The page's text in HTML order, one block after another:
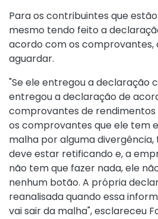
Para os contribuintes que
mesmo tendo feito a
acordo com os comprovantes,
aguardar.
"Se ele entregou a declaração
entregou a declaração de
comprovantes de rendimentos
os comprovantes que ele tem
malha por alguma
deve estar retificando e, a
não tem que fazer nada, ele
nenhum botão. A própria
reanalisada quando essa
vai sair da malha", esclareceu